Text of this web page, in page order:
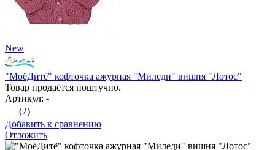
New
"МоёДитё" кофточка ажурная "Миледи" вишня "Лотос"
Товар продаётся поштучно.
Артикул: -
(2)
Добавить к сравнению
Отложить